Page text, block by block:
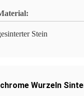
Stein
Wurzeln